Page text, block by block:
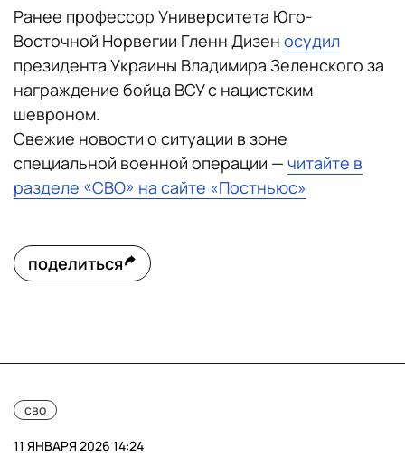
Ранее профессор Университета Юго-
Восточной Норвегии Гленн Дизен осудил
президента Украины Владимира Зеленского за
награждение бойца ВСУ с нацистским
шевроном.
Свежие новости о ситуации в зоне
специальной военной операции — читайте в
разделе «СВО» на сайте «Постньюс»
поделиться
сво
11 ЯНВАРЯ 2026 14:24